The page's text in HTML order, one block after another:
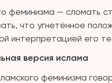
феминизма — сломать
что угнетённое
интерпретацией его
версия ислама
феминизма